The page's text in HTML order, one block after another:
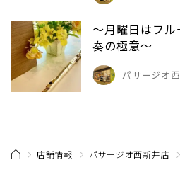
～月曜日はフ
奏の極意～
パサージオ
店舗情報 パサージオ西新井店